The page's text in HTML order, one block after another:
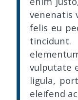
venenatis
felis eu
tincidunt.
vulputate
ligula,
eleifend